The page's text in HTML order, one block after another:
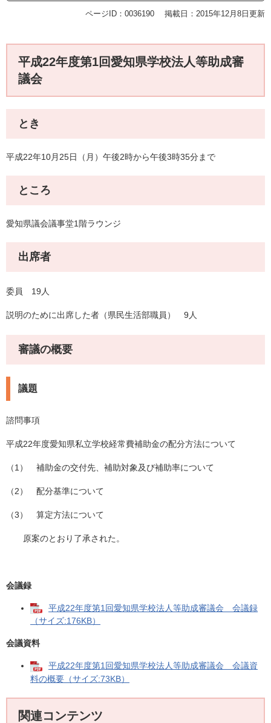
ページID：0036190 掲載日：2015年12月8日更新
平成22年度第1回愛知県学校法人等助成審
議会
とき
平成22年10月25日（月）午後2時から午後3時35分まで
ところ
愛知県議会議事堂1階ラウンジ
出席者
委員 19人
説明のために出席した者（県民生活部職員） 9人
審議の概要
議題
諮問事項
平成22年度愛知県私立学校経常費補助金の配分方法について
（1） 補助金の交付先、補助対象及び補助率について
（2） 配分基準について
（3） 算定方法について
原案のとおり了承された。
会議録
平成22年度第1回愛知県学校法人等助成審議会 会議録
（サイズ:176KB）
会議資料
平成22年度第1回愛知県学校法人等助成審議会 会議資
料の概要（サイズ:73KB）
関連コンテンツ